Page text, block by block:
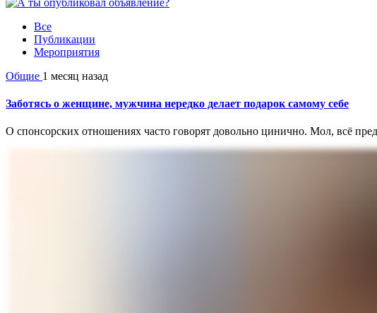
Все
Публикации
Мероприятия
Общие 1 месяц назад
Заботясь о женщине, мужчина нередко делает подарок самому себе
О спонсорских отношениях часто говорят довольно цинично. Мол, всё